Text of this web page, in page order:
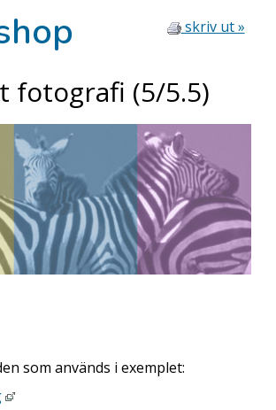
skriv ut »
fotografi (5/5.5)
som används i exemplet: